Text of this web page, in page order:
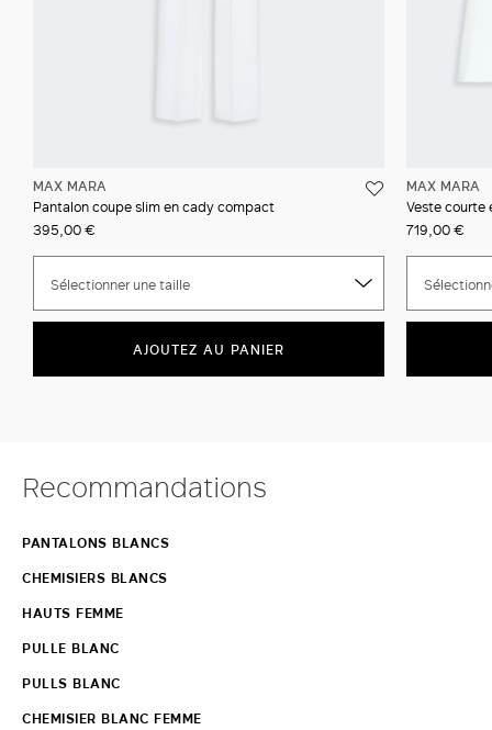
MAX MARA
Pantalon coupe slim en cady compact
395,00 €
Sélectionner une taille
AJOUTEZ AU PANIER
MAX MARA
Veste courte
719,00 €
Recommandations
PANTALONS BLANCS
CHEMISIERS BLANCS
HAUTS FEMME
PULLE BLANC
PULLS BLANC
CHEMISIER BLANC FEMME